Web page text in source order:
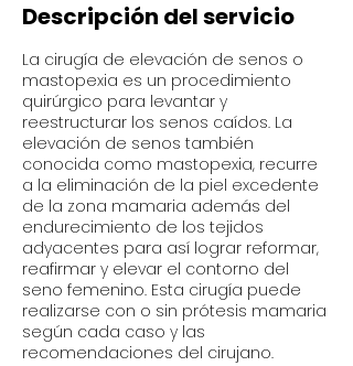
Descripción del servicio
La cirugía de elevación de senos o
mastopexia es un procedimiento
quirúrgico para levantar y
reestructurar los senos caídos. La
elevación de senos también
conocida como mastopexia, recurre
a la eliminación de la piel excedente
de la zona mamaria además del
endurecimiento de los tejidos
adyacentes para así lograr reformar,
reafirmar y elevar el contorno del
seno femenino. Esta cirugía puede
realizarse con o sin prótesis mamaria
según cada caso y las
recomendaciones del cirujano.